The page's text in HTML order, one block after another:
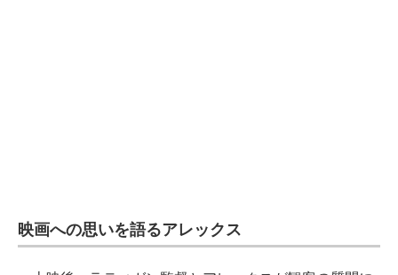
映画への思いを語るアレックス